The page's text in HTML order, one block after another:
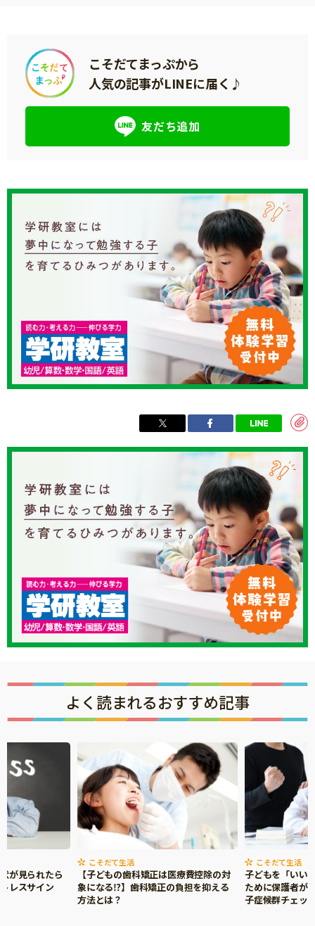
こそだてまっぷから
人気の記事がLINEに届く♪
友だち追加
よく読まれるおすすめ記事
が見られたら
レスサイン
こそだて生活
【子どもの歯科矯正は医療費控除の対
象になる⁉】歯科矯正の負担を抑える
方法とは？
こそだて生活
子どもを「いい
ために保護者が
子症候群チェッ